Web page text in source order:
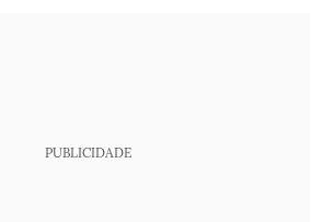
PUBLICIDADE